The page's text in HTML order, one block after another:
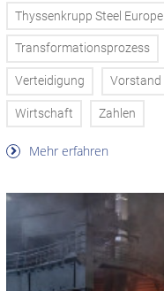
Thyssenkrupp Steel Europe
Transformationsprozess
Verteidigung Vorstand
Wirtschaft Zahlen
Mehr erfahren